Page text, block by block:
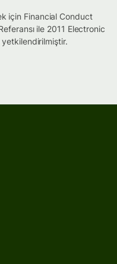
için Financial Conduct
ile 2011 Electronic